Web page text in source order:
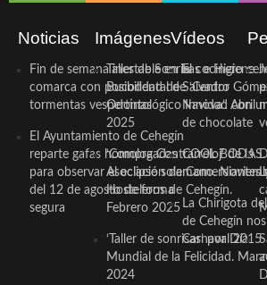
Noticias
Fin de semana inestable en la
comarca con posibilidad de
tormentas vespertinas
El Ayuntamiento de Cehegín
reparte gafas homologadas
para observar el eclipse solar
del 12 de agosto de forma
segura
Imágenes
Taller de Sonrisas e Higiene
Bucodental de ‘Centro
Odontológico Innova’. Abril
2025
‘Compra Contrarreloj’ de la
Asociación de Comerciantes
Hosteleros de Cehegín.
Febrero 2025
‘Taller de sonrisas’ por Día
Mundial de la Felicidad.
2024
Vídeos
El cocinero
Salvador
Navidad con
de chocolate
COOL
mano.
La Chirigota
de Cehegín
Carnaval 2015